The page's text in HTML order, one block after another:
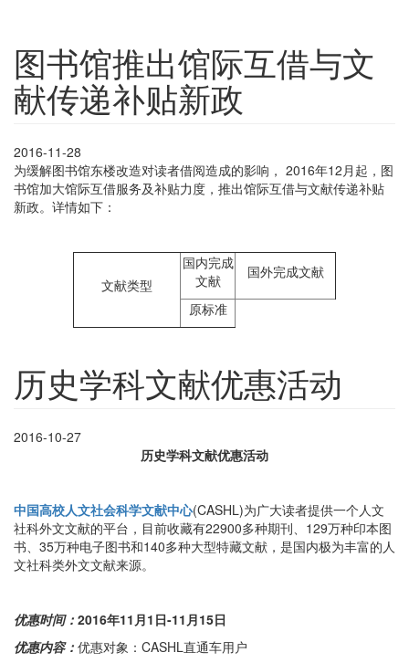
图书馆推出馆际互借与文
献传递补贴新政
2016-11-28
为缓解图书馆东楼改造对读者借阅造成的影响， 2016年12月起，图
书馆加大馆际互借服务及补贴力度，推出馆际互借与文献传递补贴
新政。详情如下：
文献类型
国内完成
文献
国外完成文献
原标准
历史学科文献优惠活动
2016-10-27
历史学科文献优惠活动
中国高校人文社会科学文献中心(CASHL)为广大读者提供一个人文
社科外文文献的平台，目前收藏有22900多种期刊、129万种印本图
书、35万种电子图书和140多种大型特藏文献，是国内极为丰富的人
文社科类外文文献来源。
优惠时间： 2016年11月1日-11月15日
优惠内容： 优惠对象：CASHL直通车用户